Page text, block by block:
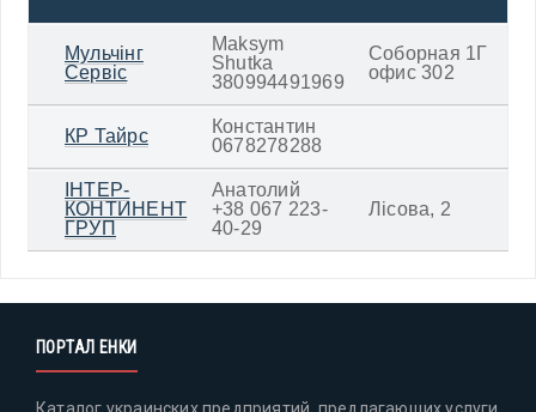
Мульчінг
Сервіс
Maksym
Shutka
380994491969
Соборная 1Г
офис 302
КР Тайрс
Константин
0678278288
ІНТЕР-
КОНТИНЕНТ
ГРУП
Анатолий
+38 067 223-
40-29
Лісова, 2
ПОРТАЛ ЕНКИ
Каталог украинских предприятий, предлагающих услуги